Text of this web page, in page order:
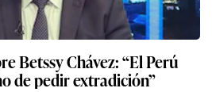
Betssy Chávez: “El Perú
de pedir extradición”